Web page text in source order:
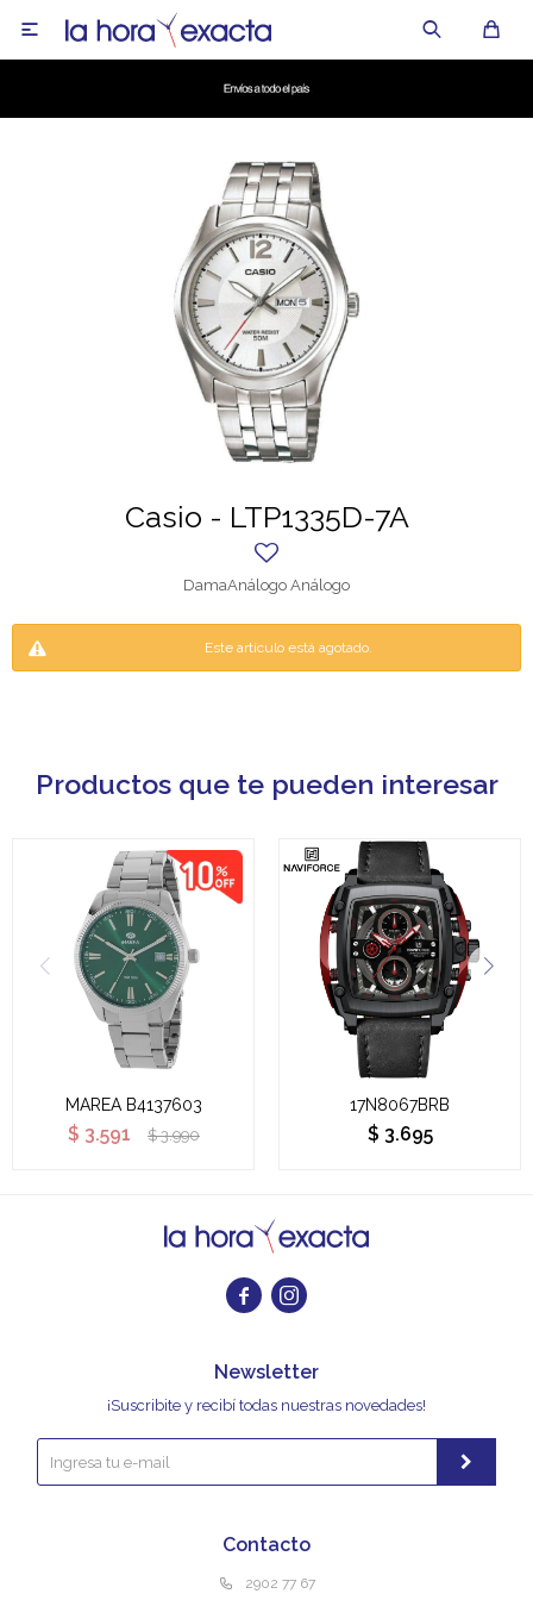

Casio - LTP1335D-7A
DamaAnálogo Análogo
Este artículo está agotado.
Productos que te pueden interesar
MAREA B4137603
$ 3.591 $ 3.990
17N8067BRB
$ 3.695
 
Contacto
2902 77 67
Newsletter
¡Suscribite y recibí todas nuestras novedades!